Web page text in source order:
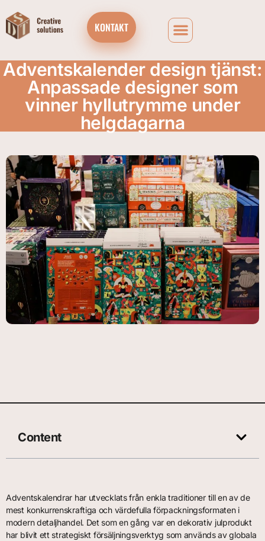
KONTAKT
Adventskalender design tjänst:
Anpassade designer som
vinner hyllutrymme under
helgdagarna
Content
Adventskalendrar har utvecklats från enkla traditioner till en av de
mest konkurrenskraftiga och värdefulla förpackningsformaten i
modern detaljhandel. Det som en gång var en dekorativ julprodukt
har blivit ett strategiskt försäljningsverktyg som används av globala